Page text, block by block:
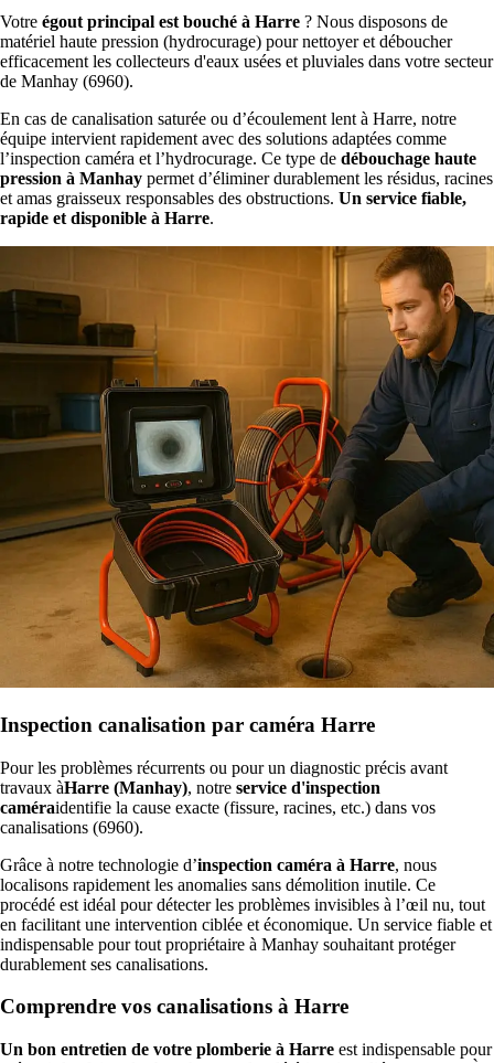
Votre égout principal est bouché à Harre ? Nous disposons de
matériel haute pression (hydrocurage) pour nettoyer et déboucher
efficacement les collecteurs d'eaux usées et pluviales dans votre secteur
de Manhay (6960).
En cas de canalisation saturée ou d’écoulement lent à Harre, notre
équipe intervient rapidement avec des solutions adaptées comme
l’inspection caméra et l’hydrocurage. Ce type de débouchage haute
pression à Manhay permet d’éliminer durablement les résidus, racines
et amas graisseux responsables des obstructions. Un service fiable,
rapide et disponible à Harre.
Inspection canalisation par caméra Harre
Pour les problèmes récurrents ou pour un diagnostic précis avant
travaux àHarre (Manhay), notre service d'inspection
caméraidentifie la cause exacte (fissure, racines, etc.) dans vos
canalisations (6960).
Grâce à notre technologie d’inspection caméra à Harre, nous
localisons rapidement les anomalies sans démolition inutile. Ce
procédé est idéal pour détecter les problèmes invisibles à l’œil nu, tout
en facilitant une intervention ciblée et économique. Un service fiable et
indispensable pour tout propriétaire à Manhay souhaitant protéger
durablement ses canalisations.
Comprendre vos canalisations à Harre
Un bon entretien de votre plomberie à Harre est indispensable pour